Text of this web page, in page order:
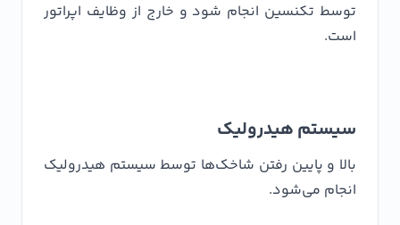
توسط تکنسین انجام شود و خارج از وظایف اپراتور
است.
سیستم هیدرولیک
بالا و پایین رفتن شاخک‌ها توسط سیستم هیدرولیک
انجام می‌شود.